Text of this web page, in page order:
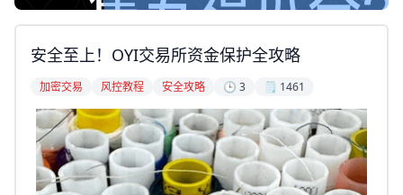
安全至上！OYI交易所资金保护全攻略
加密交易 风控教程 安全攻略 🕒 3 🗒️ 1461